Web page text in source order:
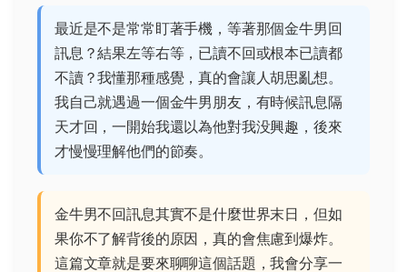
最近是不是常常盯著手機，等著那個金牛男回
訊息？結果左等右等，已讀不回或根本已讀都
不讀？我懂那種感覺，真的會讓人胡思亂想。
我自己就遇過一個金牛男朋友，有時候訊息隔
天才回，一開始我還以為他對我没興趣，後來
才慢慢理解他們的節奏。
金牛男不回訊息其實不是什麼世界末日，但如
果你不了解背後的原因，真的會焦慮到爆炸。
這篇文章就是要來聊聊這個話題，我會分享一